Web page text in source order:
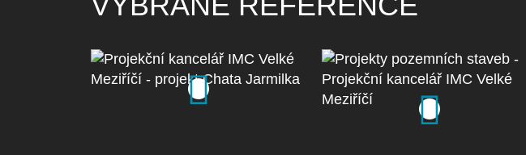
Velké Meziříčí - projekt
Chata Jarmilka
zobrazit detail
Projekty pozemních staveb
- Projekční kancelář IMC
Velké Meziříčí
zobrazit detail